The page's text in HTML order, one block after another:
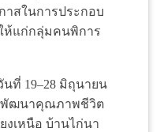
าสในการประกอบ
ห้แก่กลุ่มคนพิการ
ที่ 19–28 มิถุนายน
พัฒนาคุณภาพชีวิต
เหนือ บ้านไก่นา